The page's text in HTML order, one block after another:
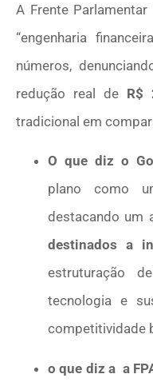
A Frente
“engenharia
números,
redução real de R$
tradicional em
O que diz o
plano como
destacando um
destinados a
estruturação
tecnologia e
competitividade
o que diz a a